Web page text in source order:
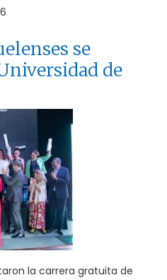
se
de
la carrera gratuita de